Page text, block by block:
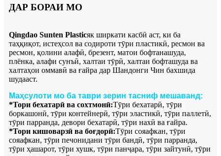
ДАР БОРАИ МО
Qingdao Sunten Plasticяк ширкати касбӣ аст, ки ба
таҳқиқот, истеҳсол ва содироти тӯри пластикӣ, ресмон ва
ресмон, қолини алафӣ, брезент, матои бофтанашуда,
плёнка, алафи сунъӣ, халтаи тӯрӣ, халтаи бофташуда ва
халтаҳои оммавӣ ва ғайра дар Шандонги Чин бахшида
шудааст.
Маҳсулоти мо ба таври зерин тасниф мешаванд:
*Тори бехатарӣ ва сохтмонӣ:Тӯри бехатарӣ, тӯри
боркашонӣ, тӯри контейнерӣ, тӯри эластикӣ, тӯри паллетӣ,
тӯри парранда, девори бехатарӣ, тӯри нахӣ ва ғайра.
*Тори кишоварзӣ ва боғдорӣ:Тӯри сояафкан, тӯри
сояафкан, тӯри печонидани тӯри бандӣ, тӯри парранда,
тӯри ҳашарот, тӯри хушк, тӯри панҷара, тӯри зайтунӣ, тӯри